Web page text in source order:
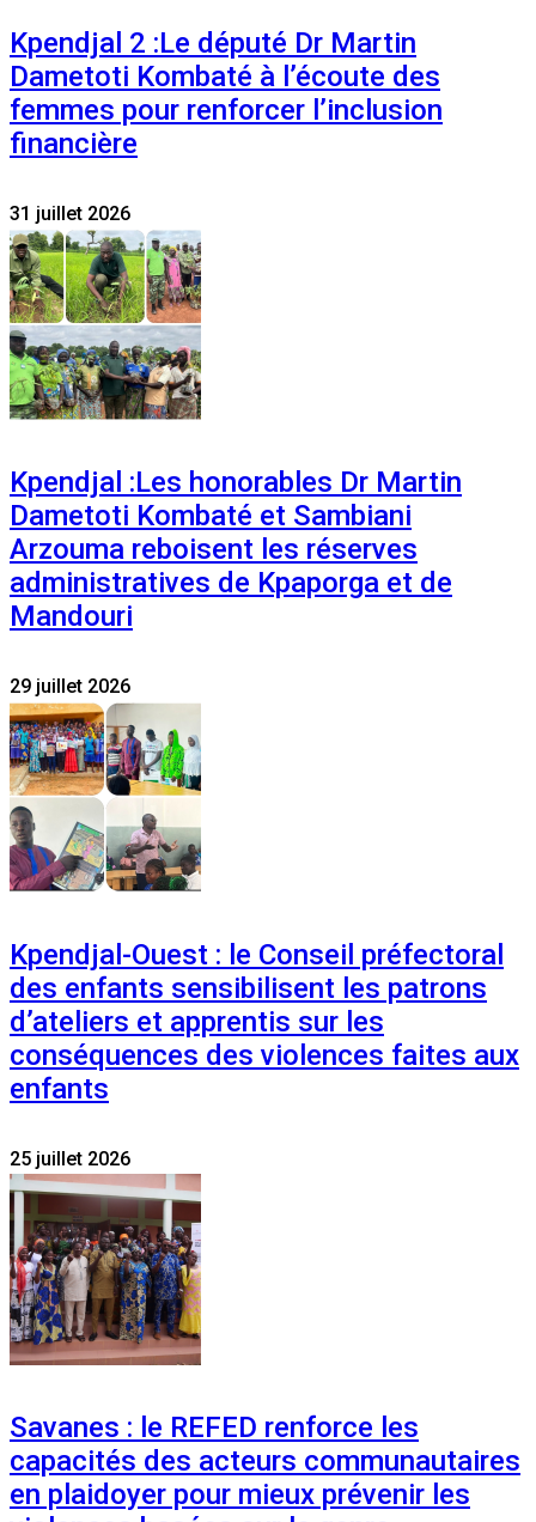
Kpendjal 2 :Le député Dr Martin
Dametoti Kombaté à l’écoute des
femmes pour renforcer l’inclusion
financière
31 juillet 2026
Kpendjal :Les honorables Dr Martin
Dametoti Kombaté et Sambiani
Arzouma reboisent les réserves
administratives de Kpaporga et de
Mandouri
29 juillet 2026
Kpendjal-Ouest : le Conseil préfectoral
des enfants sensibilisent les patrons
d’ateliers et apprentis sur les
conséquences des violences faites aux
enfants
25 juillet 2026
Savanes : le REFED renforce les
capacités des acteurs communautaires
en plaidoyer pour mieux prévenir les